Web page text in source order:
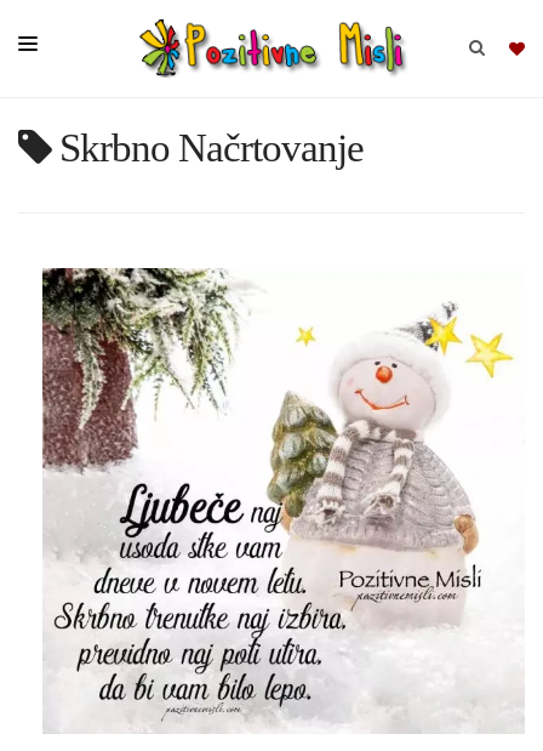
KOMPLETI
Skrbno Načrtovanje